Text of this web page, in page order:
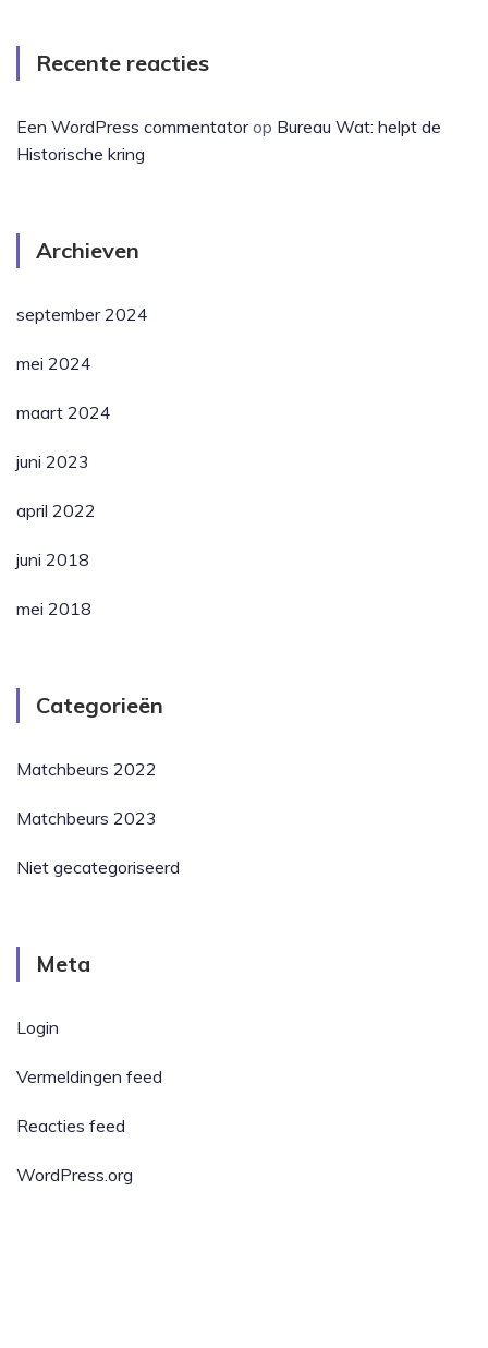
Recente reacties
Een WordPress commentatorop Bureau Wat: helpt de
Historische kring
Archieven
september 2024
mei 2024
maart 2024
juni 2023
april 2022
juni 2018
mei 2018
Categorieën
Matchbeurs 2022
Matchbeurs 2023
Niet gecategoriseerd
Meta
Login
Vermeldingen feed
Reacties feed
WordPress.org